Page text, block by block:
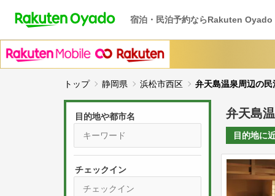
宿泊・民泊予約ならRakuten Oyado
トップ 静岡県 浜松市西区 弁天島温泉周辺の
目的地や都市名
チェックイン
弁天島
目的地に